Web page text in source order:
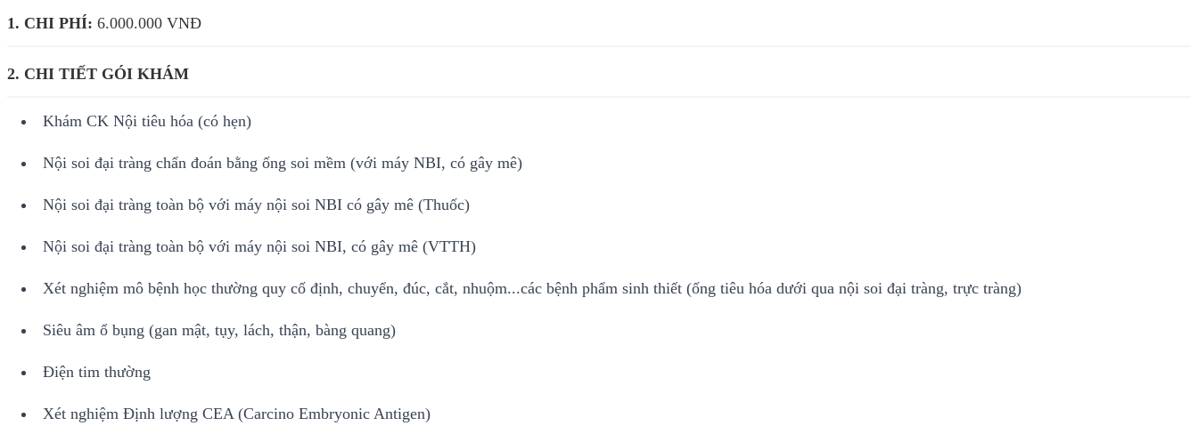
1. CHI PHÍ: 6.000.000 VNĐ
2. CHI TIẾT GÓI KHÁM
Khám CK Nội tiêu hóa (có hẹn)
Nội soi đại tràng chẩn đoán bằng ống soi mềm (với máy NBI, có gây mê)
Nội soi đại tràng toàn bộ với máy nội soi NBI có gây mê (Thuốc)
Nội soi đại tràng toàn bộ với máy nội soi NBI, có gây mê (VTTH)
Xét nghiệm mô bệnh học thường quy cố định, chuyển, đúc, cắt, nhuộm...các bệnh phẩm sinh thiết (ống tiêu hóa dưới qua nội soi đại tràng, trực tràng)
Siêu âm ổ bụng (gan mật, tụy, lách, thận, bàng quang)
Điện tim thường
Xét nghiệm Định lượng CEA (Carcino Embryonic Antigen)